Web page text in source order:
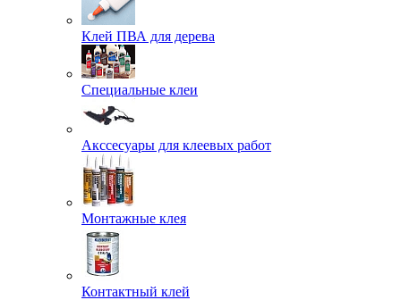
Клей ПВА для дерева
Специальные клеи
Акссесуары для клеевых работ
Монтажные клея
Контактный клей